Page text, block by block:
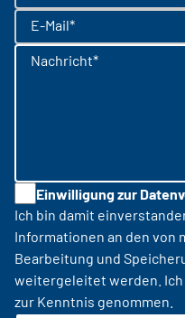
E-Mail*
Nachricht*
Einwilligung zur
Ich bin damit
Informationen an den von
Bearbeitung und
weitergeleitet werden. Ich
zur Kenntnis genommen.